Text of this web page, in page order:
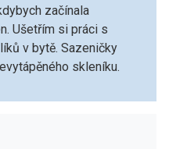
začínala
Ušetřím si práci s
v bytě. Sazeničky
skleníku.